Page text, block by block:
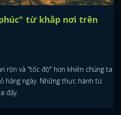
từ khắp nơi trên
rộn và "tốc độ" hơn khiến chúng ta
hằng ngày. Những thực hành từ
đấy.